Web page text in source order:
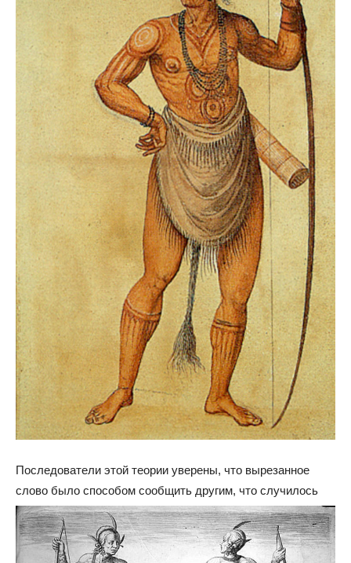
Последователи этой теории уверены, что вырезанное
слово было способом сообщить другим, что случилось